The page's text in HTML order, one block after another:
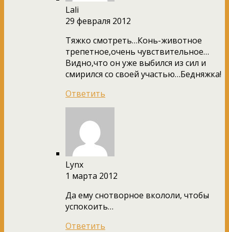
Lali
29 февраля 2012
Тяжко смотреть…Конь-животное
трепетное,очень чувствительное…
Видно,что он уже выбился из сил и
смирился со своей участью…Бедняжка!
Ответить
Lynx
1 марта 2012
Да ему снотворное вкололи, чтобы
успокоить…
Ответить